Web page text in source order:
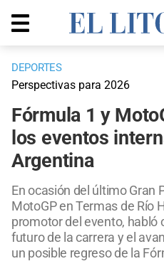
DEPORTES
Perspectivas para 2026
Fórmula 1 y
los eventos
Argentina
En ocasión del último Gran
MotoGP en Termas de Río
promotor del evento, habló
futuro de la carrera y el
un posible regreso de la